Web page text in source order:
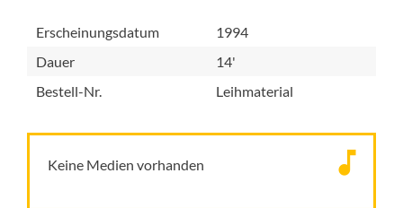
Erscheinungsdatum
1994
Dauer
14'
Bestell-Nr.
Leihmaterial
Keine Medien vorhanden